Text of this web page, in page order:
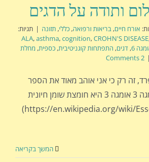
אורח חיים, בריאות ורפואה, כללי, תזונה | תגיות:
ALA,asthma,cognition,CROHN'S DISEASE
6
, דגים, התפתחות קוגניטיבית, כספית, מחלת
|
2 Comments
זה רק כי אני אוהב מאוד את הספר
היום ענייננו הוא אומגה 3 אומגה 3 היא חומצת שומן חיונית
המשך בקריאה